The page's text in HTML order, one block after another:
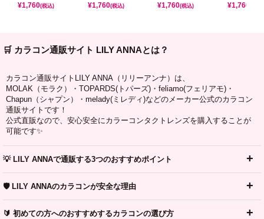
¥1,760(税込) ¥1,760(税込) ¥1,760(税込) ¥1,760
🛒 カラコン通販サイト LILY ANNAとは？
カラコン通販サイトLILY ANNA（リリーアンナ）は、
MOLAK（モラク）・TOPARDS(トパーズ)・feliamo(フェリアモ)・
Chapun（シャプン）・melady(ミレディ)などのメーカー公式のカラコン
通販サイトです！
公式直販なので、安心安全にカラーコンタクトレンズを購入することが
可能です✨
💡 LILY ANNAで通販する3つのおすすめポイント
🛡️ LILY ANNAのカラコンが安全な理由
🔰 初めての方へのおすすめするカラコンの選び方